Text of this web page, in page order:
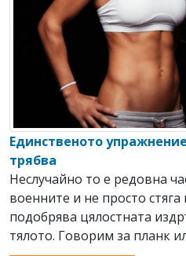
Единственото
трябва
Неслучайно то е редовна
военните и не просто
подобрява цялостната
тялото. Говорим за планк